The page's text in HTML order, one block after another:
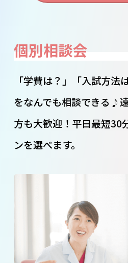
個別相談会
「学費は？」「入試方法
をなんでも相談できる♪
方も大歓迎！平日最短30
ンを選べます。